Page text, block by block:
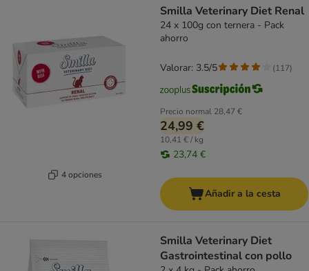
4 opciones
Smilla Veterinary Diet Renal
24 x 100g con ternera - Pack
ahorro
Precio normal 28,47 €
24,99 €
10,41 € / kg
23,74 €
Valorar: 3.5/5 (117)
Añadir a la cesta
Smilla Veterinary Diet
Gastrointestinal con pollo